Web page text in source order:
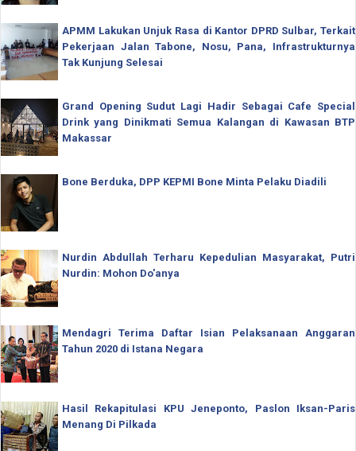
APMM Lakukan Unjuk Rasa di Kantor DPRD Sulbar, Terkait
Pekerjaan Jalan Tabone, Nosu, Pana, Infrastrukturnya
Tak Kunjung Selesai
Grand Opening Sudut Lagi Hadir Sebagai Cafe Special
Drink yang Dinikmati Semua Kalangan di Kawasan BTP
Makassar
Bone Berduka, DPP KEPMI Bone Minta Pelaku Diadili
Nurdin Abdullah Terharu Kepedulian Masyarakat, Putri
Nurdin: Mohon Do'anya
Mendagri Terima Daftar Isian Pelaksanaan Anggaran
Tahun 2020 di Istana Negara
Hasil Rekapitulasi KPU Jeneponto, Paslon Iksan-Paris
Menang Di Pilkada